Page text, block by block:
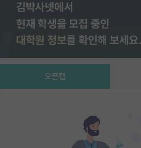
오픈랩